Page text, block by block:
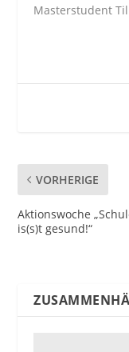
Masterstudent
VORHERIGE
Aktionswoche
is(s)t gesund!“